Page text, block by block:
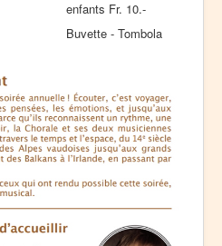
enfants Fr. 10.-
Buvette - Tombola